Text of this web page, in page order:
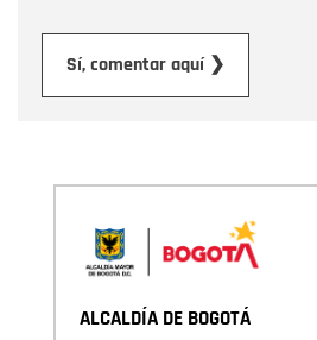
Sí, comentar aquí ❯
ALCALDÍA DE BOGOTÁ